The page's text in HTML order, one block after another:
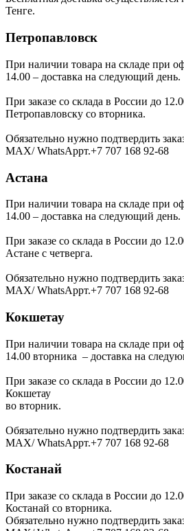
Тенге.
Петропавловск
При наличии товара на складе при
14.00 – доставка на следующий день.
При заказе со склада в России до
Петропавловску со вторника.
Обязательно нужно подтвердить
МАХ/ WhatsAppт.+7 707 168 92-68
Астана
При наличии товара на складе при
14.00 – доставка на следующий день.
При заказе со склада в России до
Астане с четверга.
Обязательно нужно подтвердить
МАХ/ WhatsAppт.+7 707 168 92-68
Кокшетау
При наличии товара на складе при
14.00 вторника – доставка на
При заказе со склада в России до
Кокшетау
во вторник.
Обязательно нужно подтвердить
МАХ/ WhatsAppт.+7 707 168 92-68
Костанай
При заказе со склада в России до
Костанай со вторника.
Обязательно нужно подтвердить